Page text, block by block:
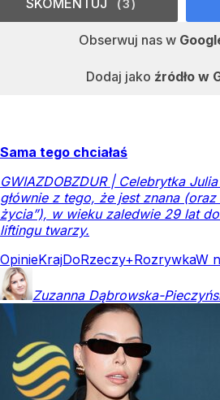
Obserwuj nas w
Dodaj jako źródło w
SKOMENTUJ 3
Sama tego chciałaś
GWIAZDOBZDUR | Celebrytka
głównie z tego, że jest znana
życia”), w wieku zaledwie 29 lat
liftingu twarzy.
OpinieKrajDoRzeczy+RozrywkaW
Zuzanna Dąbrowska-